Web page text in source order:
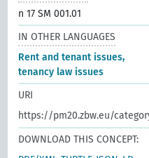
n 17 SM 001.01
IN OTHER LANGUAGES
Rent and tenant issues,
tenancy law issues
URI
https://pm20.zbw.eu/
DOWNLOAD THIS CONCEPT: